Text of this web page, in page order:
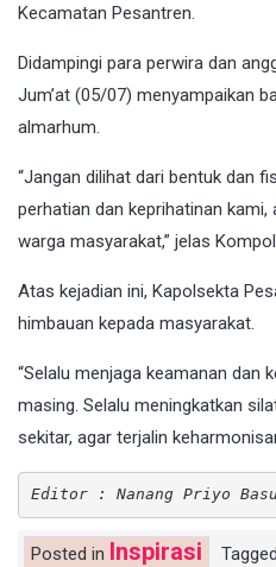
Kecamatan Pesantren.
Didampingi para perwira dan
Jum’at (05/07) menyampaikan
almarhum.
“Jangan dilihat dari bentuk dan
perhatian dan keprihatinan
warga masyarakat,” jelas
Atas kejadian ini, Kapolsekta
himbauan kepada masyarakat.
“Selalu menjaga keamanan dan
masing. Selalu meningkatkan
sekitar, agar terjalin
Editor : Nanang Priyo
Posted in Inspirasi Tagged